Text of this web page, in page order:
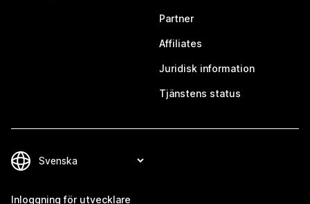
Partner
Affiliates
Juridisk information
Tjänstens status
Inloggning för utvecklare